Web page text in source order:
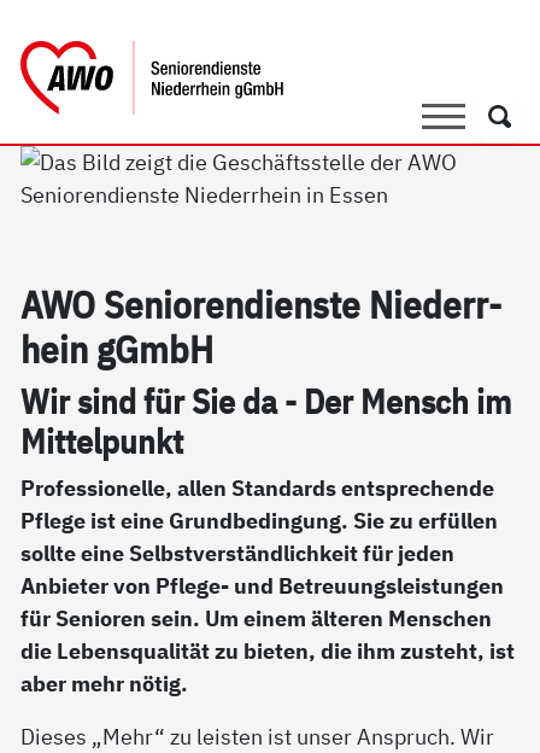
SucheSuche
AWO Se­nio­ren­di­ens­te Nie­der­r­
hein gGmbH
Wir sind für Sie da - Der Mensch im
Mit­tel­punkt
Professionelle, allen Standards entsprechende
Pflege ist eine Grundbedingung. Sie zu erfüllen
sollte eine Selbstverständlichkeit für jeden
Anbieter von Pflege- und Betreuungsleistungen
für Senioren sein. Um einem älteren Menschen
die Lebensqualität zu bieten, die ihm zusteht, ist
aber mehr nötig.
Dieses „Mehr“ zu leisten ist unser Anspruch. Wir